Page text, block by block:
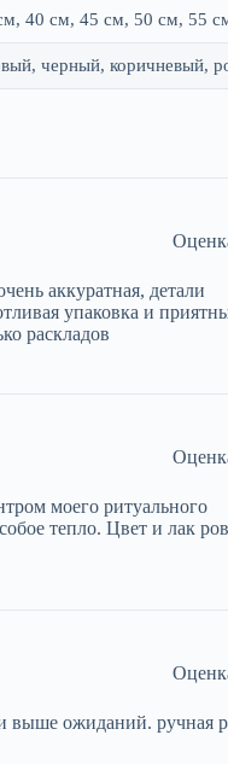
40 см, 45 см, 50 см, 55
черный, коричневый,
аккуратная, детали
упаковка и
раскладов
моего ритуального
тепло. Цвет и лак
выше ожиданий. ручная